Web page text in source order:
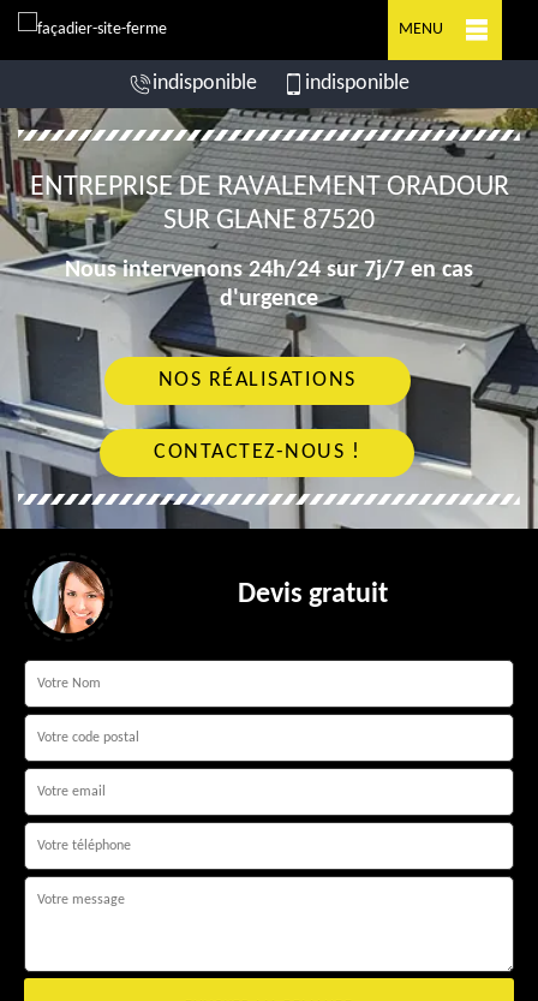
MENU
indisponible indisponible
ENTREPRISE DE RAVALEMENT ORADOUR
SUR GLANE 87520
Nous intervenons 24h/24 sur 7j/7 en cas
d'urgence
NOS RÉALISATIONS
CONTACTEZ-NOUS !
Devis gratuit